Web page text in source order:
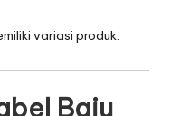
variasi produk.
Baju